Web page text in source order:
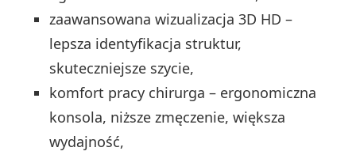
zaawansowana wizualizacja 3D HD –
lepsza identyfikacja struktur,
skuteczniejsze szycie,
komfort pracy chirurga – ergonomiczna
konsola, niższe zmęczenie, większa
wydajność,